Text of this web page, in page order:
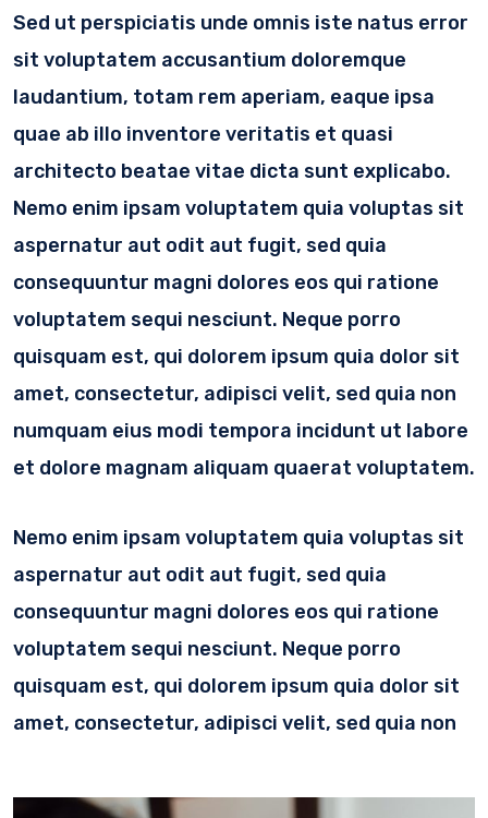
Sed ut perspiciatis unde omnis iste natus error
sit voluptatem accusantium doloremque
laudantium, totam rem aperiam, eaque ipsa
quae ab illo inventore veritatis et quasi
architecto beatae vitae dicta sunt explicabo.
Nemo enim ipsam voluptatem quia voluptas sit
aspernatur aut odit aut fugit, sed quia
consequuntur magni dolores eos qui ratione
voluptatem sequi nesciunt. Neque porro
quisquam est, qui dolorem ipsum quia dolor sit
amet, consectetur, adipisci velit, sed quia non
numquam eius modi tempora incidunt ut labore
et dolore magnam aliquam quaerat voluptatem.
Nemo enim ipsam voluptatem quia voluptas sit
aspernatur aut odit aut fugit, sed quia
consequuntur magni dolores eos qui ratione
voluptatem sequi nesciunt. Neque porro
quisquam est, qui dolorem ipsum quia dolor sit
amet, consectetur, adipisci velit, sed quia non